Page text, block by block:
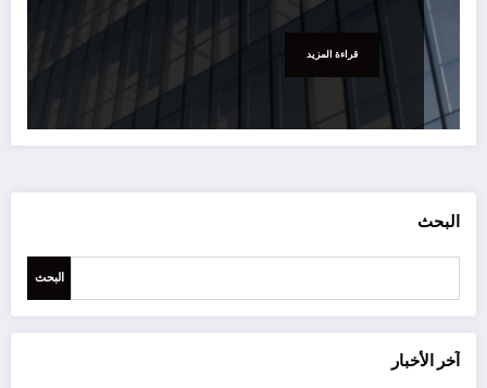
قراءة المزيد
البحث
البحث
آخر الأخبار